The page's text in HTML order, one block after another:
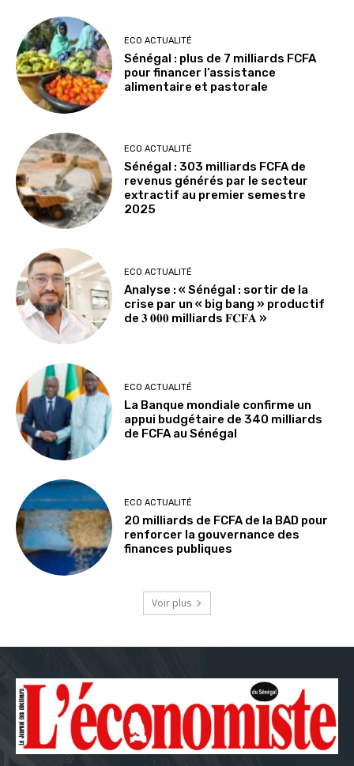
ECO ACTUALITÉ
Sénégal : plus de 7 milliards FCFA
pour financer l’assistance
alimentaire et pastorale
ECO ACTUALITÉ
Sénégal : 303 milliards FCFA de
revenus générés par le secteur
extractif au premier semestre
2025
ECO ACTUALITÉ
Analyse : « Sénégal : sortir de la
crise par un « big bang » productif
de 𝟑 𝟎𝟎𝟎 milliards 𝐅𝐂𝐅𝐀 »
ECO ACTUALITÉ
La Banque mondiale confirme un
appui budgétaire de 340 milliards
de FCFA au Sénégal
ECO ACTUALITÉ
20 milliards de FCFA de la BAD pour
renforcer la gouvernance des
finances publiques
Voir plus